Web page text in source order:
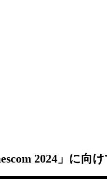
2024」に向け